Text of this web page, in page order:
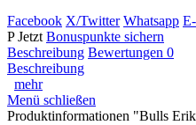
Facebook X/Twitter Whatsapp
P Jetzt Bonuspunkte sichern
Beschreibung Bewertungen 0
Beschreibung
mehr
Menü schließen
Produktinformationen "Bulls